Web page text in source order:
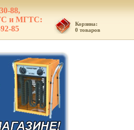
88,
и МГТС:
85
Корзина:
0 товаров